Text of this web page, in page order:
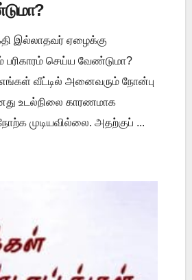
இல்லாதவர் ஏழைக்கு
செய்ய வேண்டுமா?
வீட்டில் அனைவரும் நோன்பு
உடல்நிலை காரணமாக
முடியவில்லை. அதற்குப் ...